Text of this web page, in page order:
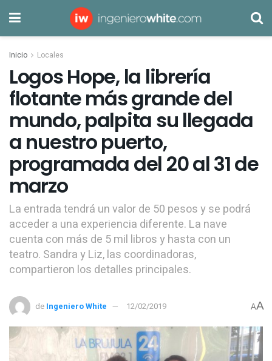
Inicio Locales
Logos Hope, la librería
flotante más grande del
mundo, palpita su llegada
a nuestro puerto,
programada del 20 al 31 de
marzo
La entrada tendrá un valor de 50 pesos y se podrá
acceder a una experiencia diferente. La nave
cuenta con más de 5 mil libros y hasta con un
teatro. Sandra y Liz, las coordinadoras,
compartieron los detalles principales.
de Ingeniero White 12/02/2019 AA